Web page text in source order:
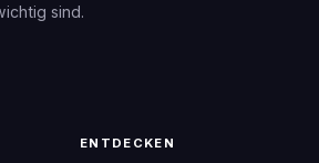
sind.
ENTDECKEN